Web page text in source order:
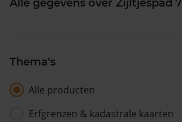
Alle gegevens over Zijltjespad 7
Thema's
Alle producten
Erfgrenzen & kadastrale kaarten